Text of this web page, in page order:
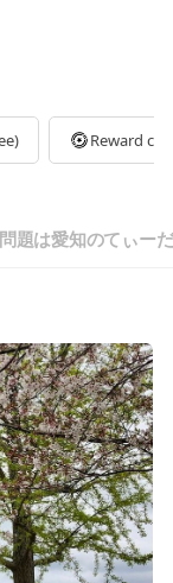
Reward
題は愛知のてぃー